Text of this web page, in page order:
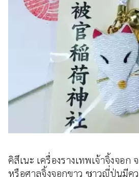
คิสึเนะ เครื่องรางเทพเจ้าจิ้งจอ
หรือศาลจิ้งจอกขาว ชาวญี่ปุ่นมีค